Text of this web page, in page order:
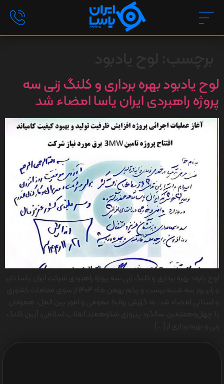
لوح یادبود بهره برداری و کلنگ زنی سه
پروژه راهبردی ایران یاسا امضاء شد